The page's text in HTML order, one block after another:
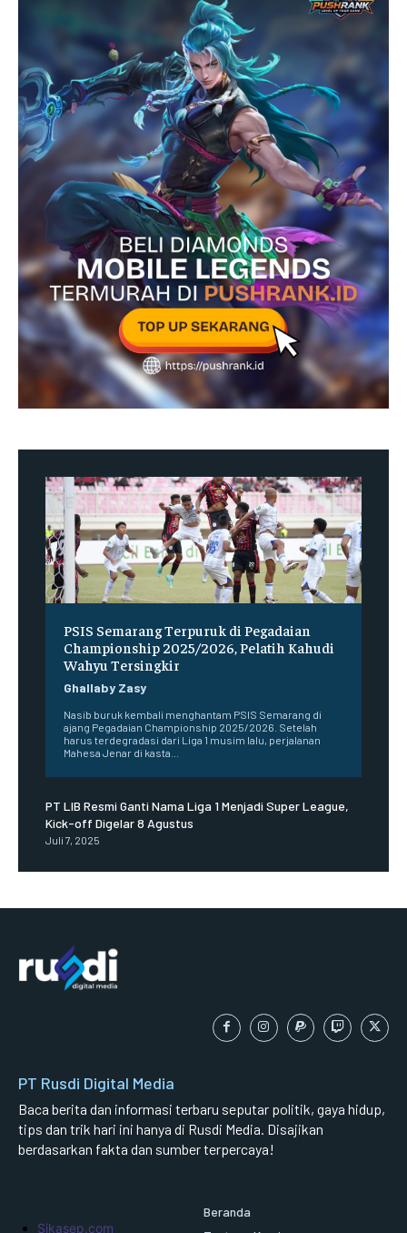
PSIS Semarang Terpuruk di Pegadaian
Championship 2025/2026, Pelatih Kahudi
Wahyu Tersingkir
Ghallaby Zasy
Nasib buruk kembali menghantam PSIS Semarang di
ajang Pegadaian Championship 2025/2026. Setelah
harus terdegradasi dari Liga 1 musim lalu, perjalanan
Mahesa Jenar di kasta...
PT LIB Resmi Ganti Nama Liga 1 Menjadi Super League,
Kick-off Digelar 8 Agustus
Juli 7, 2025
PT Rusdi Digital Media
Baca berita dan informasi terbaru seputar politik, gaya hidup,
tips dan trik hari ini hanya di Rusdi Media. Disajikan
berdasarkan fakta dan sumber terpercaya!
Sikasep.com
Beranda